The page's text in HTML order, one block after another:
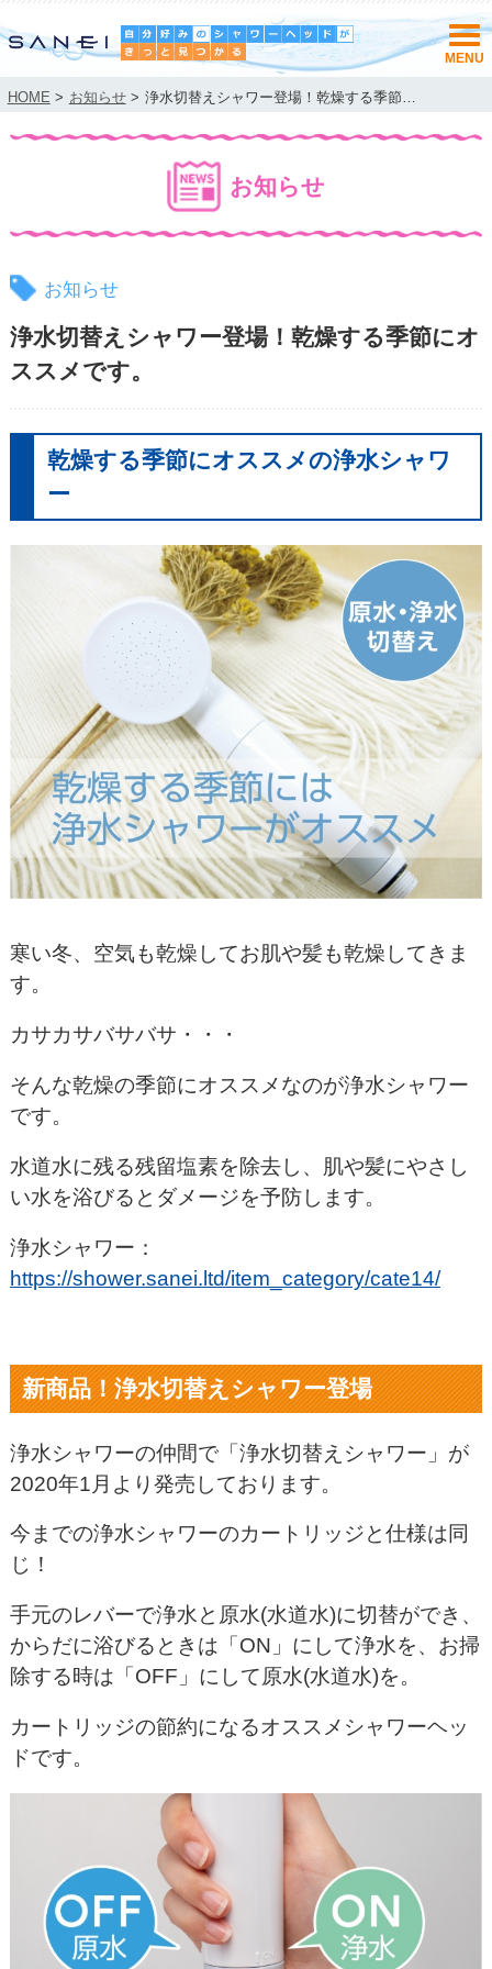
HOME > お知らせ> 浄水切替えシャワー登場！乾燥する季節…
お知らせ
お知らせ
浄水切替えシャワー登場！乾燥する季節にオ
ススメです。
乾燥する季節にオススメの浄水シャワ
ー
寒い冬、空気も乾燥してお肌や髪も乾燥してきま
す。
カサカサバサバサ・・・
そんな乾燥の季節にオススメなのが浄水シャワー
です。
水道水に残る残留塩素を除去し、肌や髪にやさし
い水を浴びるとダメージを予防します。
浄水シャワー：
https://shower.sanei.ltd/item_category/cate14/
新商品！浄水切替えシャワー登場
浄水シャワーの仲間で「浄水切替えシャワー」が
2020年1月より発売しております。
今までの浄水シャワーのカートリッジと仕様は同
じ！
手元のレバーで浄水と原水(水道水)に切替ができ、
からだに浴びるときは「ON」にして浄水を、お掃
除する時は「OFF」にして原水(水道水)を。
カートリッジの節約になるオススメシャワーヘッ
ドです。